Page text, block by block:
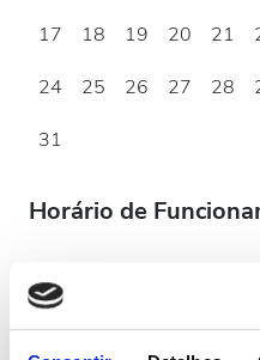
17
18 19 20 21
24
25 26 27 28
31
Horário de
segunda-feira